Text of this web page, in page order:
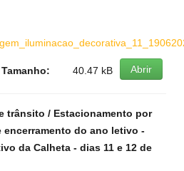
Abrir
Tamanho: 40.47 kB
trânsito / Estacionamento por
encerramento do ano letivo -
da Calheta - dias 11 e 12 de